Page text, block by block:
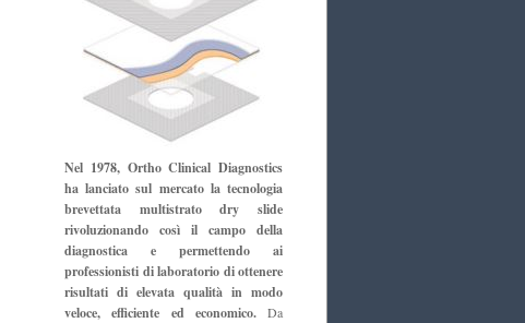
Nel 1978, Ortho Clinical Diagnostics
ha lanciato sul mercato la tecnologia
brevettata multistrato dry slide
rivoluzionando così il campo della
diagnostica e permettendo ai
professionisti di laboratorio di ottenere
risultati di elevata qualità in modo
veloce, efficiente ed economico.Da